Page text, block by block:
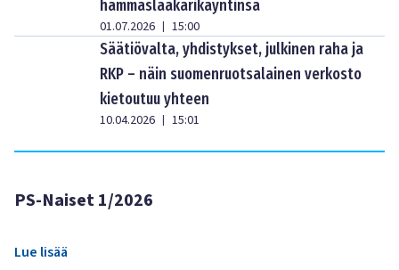
hammaslääkärikäyntinsä
01.07.2026 | 15:00
Säätiövalta, yhdistykset, julkinen raha ja
RKP – näin suomenruotsalainen verkosto
kietoutuu yhteen
10.04.2026 | 15:01
PS-Naiset 1/2026
Lue lisää